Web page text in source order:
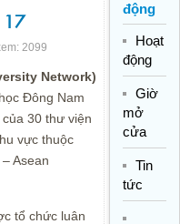
17
2099
Network)
Đông Nam
30 thư viện
vực thuộc
Asean
tổ chức luân
động
Hoạt
động
Giờ
mở
cửa
Tin
tức